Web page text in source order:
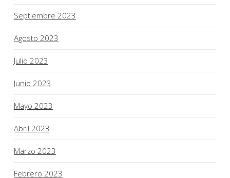
Septiembre 2023
Agosto 2023
Julio 2023
Junio 2023
Mayo 2023
Abril 2023
Marzo 2023
Febrero 2023